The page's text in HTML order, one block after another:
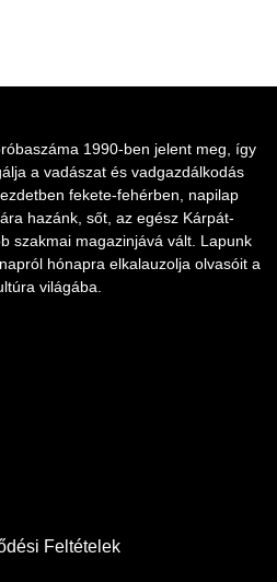
1990-ben jelent meg, így
a vadászat és vadgazdálkodás
fekete-fehérben, napilap
hazánk, sőt, az egész Kárpát-
szakmai magazinjává vált. Lapunk
hónapra elkalauzolja olvasóit a
világába.
Feltételek